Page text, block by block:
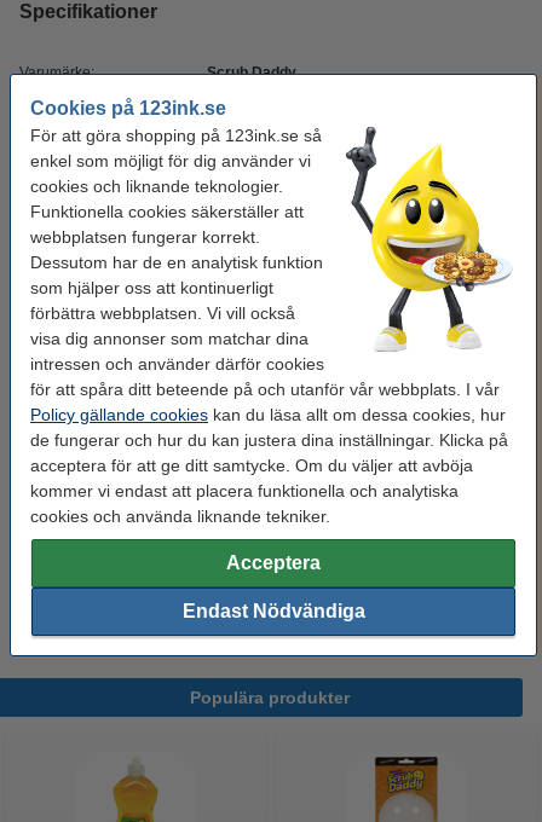
Cookies på 123ink.se
För att göra shopping på 123ink.se så
enkel som möjligt för dig använder vi
cookies och liknande teknologier.
Funktionella cookies säkerställer att
webbplatsen fungerar korrekt.
Dessutom har de en analytisk funktion
som hjälper oss att kontinuerligt
förbättra webbplatsen. Vi vill också
visa dig annonser som matchar dina
intressen och använder därför cookies
för att spåra ditt beteende på och utanför vår webbplats. I vår
Policy gällande cookies kan du läsa allt om dessa cookies, hur
de fungerar och hur du kan justera dina inställningar. Klicka på
acceptera för att ge ditt samtycke. Om du väljer att avböja
kommer vi endast att placera funktionella och analytiska
cookies och använda liknande tekniker.
Acceptera
Endast Nödvändiga
Specifikationer
Varumärke: Scrub Daddy
Sort: Halloween Frankenstein
svamp
Färg: grön
Antal: 1 st
Vårt artikelnr: SSC00223
Glöm inte att beställa!
Daddy Caddy Hållare för Scrub Daddy
49 kr
Scrub Daddy Dish Daddy svamphållare
39 kr
Scrub Daddy Wonder Wash-Up premium
Populära produkter